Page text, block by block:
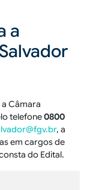
a
Câmara
telefone0800
, a
em cargos de
do Edital.